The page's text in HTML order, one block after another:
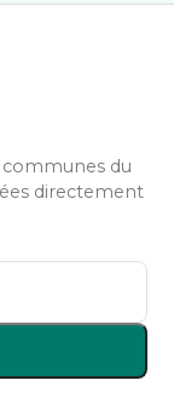
communes du
directement